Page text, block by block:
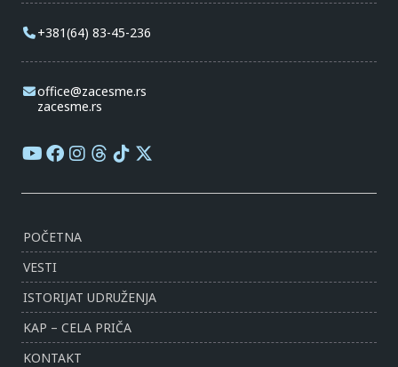
+381(64) 83-45-236
office@zacesme.rs
zacesme.rs
POČETNA
VESTI
ISTORIJAT UDRUŽENJA
KAP – CELA PRIČA
KONTAKT